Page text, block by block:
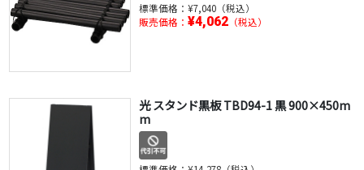
標準価格： ¥7,040（税込）
販売価格： ¥4,062（税込）
光 スタンド黒板 TBD94-1 黒 900×450m
m